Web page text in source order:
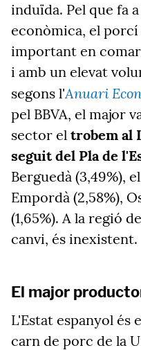
induïda. Pel que fa
econòmica, el
important en
i amb un elevat
segons l'Anuari
pel BBVA, el major
sector el trobem al
seguit del Pla de
Berguedà (3,49%),
Empordà (2,58%),
(1,65%). A la regió
canvi, és inexistent.
El major
L'Estat espanyol
carn de porc de la